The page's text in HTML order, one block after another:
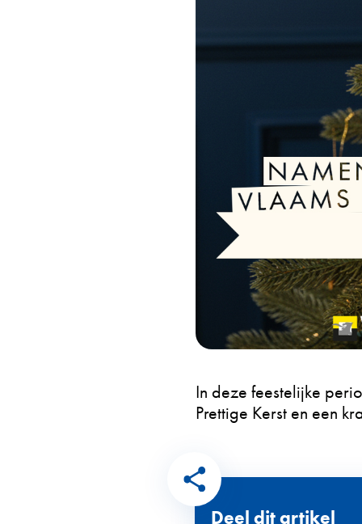
In deze feestelijke
Prettige Kerst en een
Deel dit artikel